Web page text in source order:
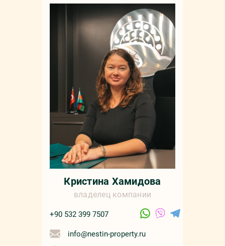
Кристина Хамидова
владелец компании
+90 532 399 7507
info@nestin-property.ru